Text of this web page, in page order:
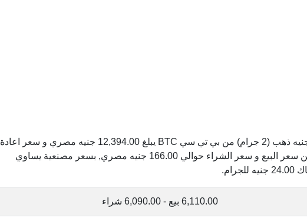
السعر الحالي للعملة الذهبية ربع جنيه ذهب (2 جرام) من بي تي سي BTC يبلغ 12,394.00 جنيه مصري و سعر اعادة
البيع 12,228.00 جنيه. مع فارق بين سعر البيع و سعر الشراء حوالي 166.00 جنيه مصري, بسعر مصنعية يساوي
6,110.00 بيع - 6,090.00 شراء